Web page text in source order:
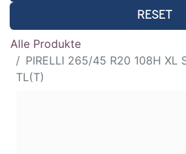
RESET
Alle Produkte
PIRELLI 265/45 R20 108H XL
TL(T)